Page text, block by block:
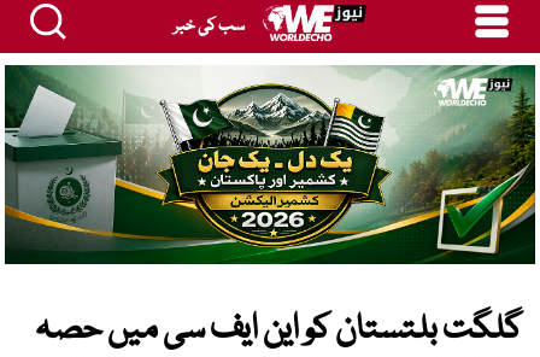
سب کی خبر
گلگت بلتستان کو این ایف سی میں حصہ